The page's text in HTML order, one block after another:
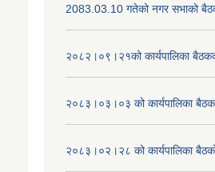
2083.03.10 गतेको नगर सभाको
२०८२।०९।२१को कार्यपालिका
२०८३।०३।०३ को कार्यपालिका
२०८३।०२।२८ को कार्यपालिका